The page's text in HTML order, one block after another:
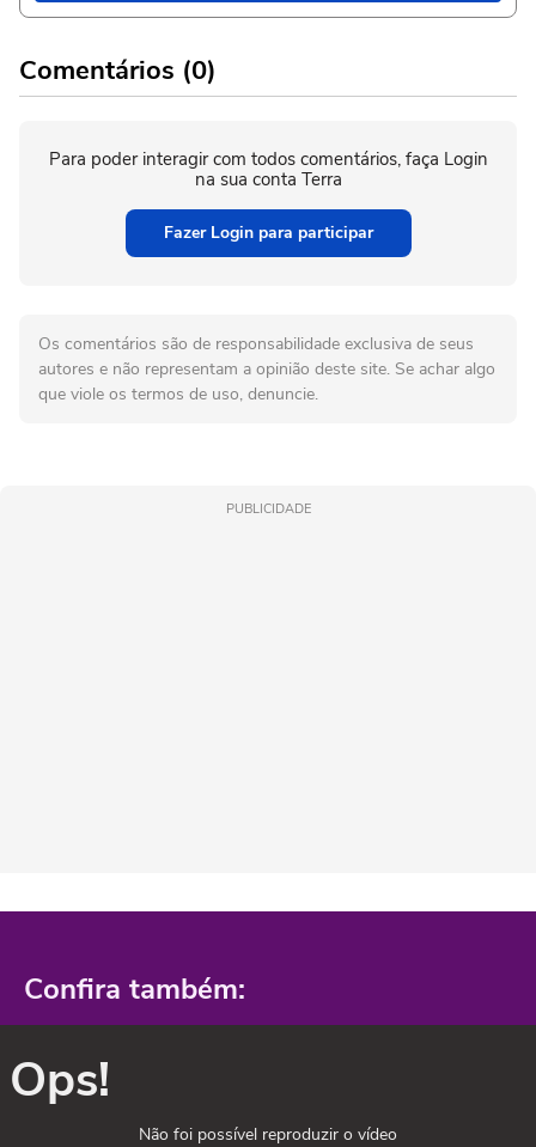
Comentários (0)
Para poder interagir com todos comentários, faça Login
na sua conta Terra
Fazer Login para participar
Os comentários são de responsabilidade exclusiva de seus
autores e não representam a opinião deste site. Se achar algo
que viole os termos de uso, denuncie.
PUBLICIDADE
Confira também:
Ops!
Não foi possível reproduzir o vídeo